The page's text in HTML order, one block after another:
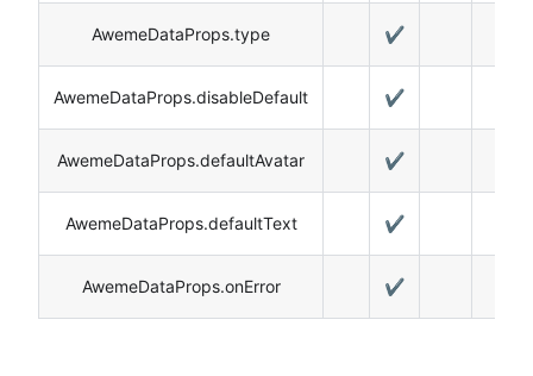
AwemeDataProps.type ✔️
AwemeDataProps.disableDefault ✔️
AwemeDataProps.defaultAvatar ✔️
AwemeDataProps.defaultText ✔️
AwemeDataProps.onError ✔️